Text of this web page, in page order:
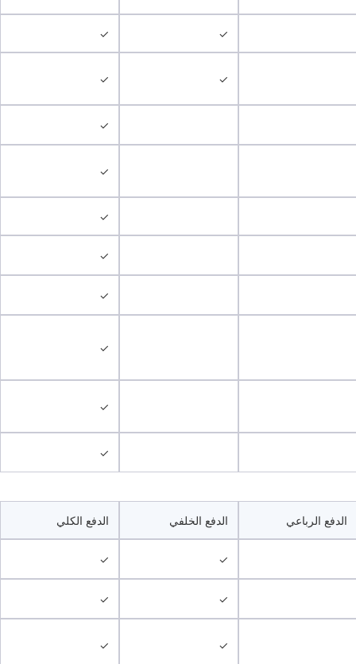
✓
✓
✓
✓
✓
✓
✓
✓
✓
✓
✓
✓
الدفع الرباعي الدفع الخلفي الدفع الكلي
✓
✓
✓
✓
✓
✓